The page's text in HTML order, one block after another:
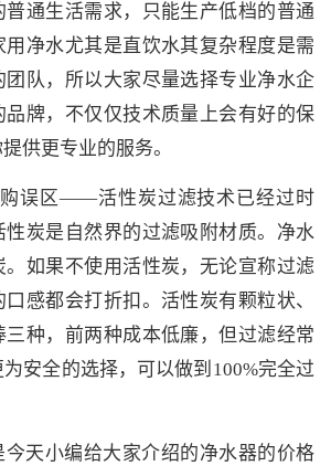
普通生活需求，只能生产低档的普通
用净水尤其是直饮水其复杂程度是需
团队，所以大家尽量选择专业净水企
品牌，不仅仅技术质量上会有好的保
供更专业的服务。
误区——活性炭过滤技术已经过时
性炭是自然界的过滤吸附材质。净水
。如果不使用活性炭，无论宣称过滤
感都会打折扣。活性炭有颗粒状、
种，前两种成本低廉，但过滤经常
安全的选择，可以做到100%完全过
今天小编给大家介绍的净水器的价格